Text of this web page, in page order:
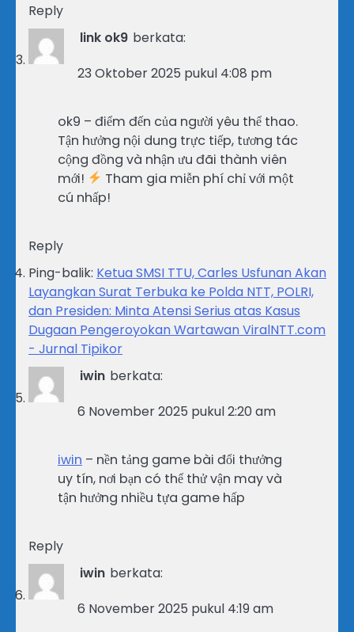
Reply
link ok9 berkata:
23 Oktober 2025 pukul 4:08 pm
ok9 – điểm đến của người yêu thể thao.
Tận hưởng nội dung trực tiếp, tương tác
cộng đồng và nhận ưu đãi thành viên
mới!
Tham gia miễn phí chỉ với một
cú nhấp!
Reply
Ping-balik: Ketua SMSI TTU, Carles Usfunan Akan
Layangkan Surat Terbuka ke Polda NTT, POLRI,
dan Presiden: Minta Atensi Serius atas Kasus
Dugaan Pengeroyokan Wartawan ViralNTT.com
- Jurnal Tipikor
iwin berkata:
6 November 2025 pukul 2:20 am
iwin – nền tảng game bài đổi thưởng
uy tín, nơi bạn có thể thử vận may và
tận hưởng nhiều tựa game hấp
Reply
iwin berkata:
6 November 2025 pukul 4:19 am